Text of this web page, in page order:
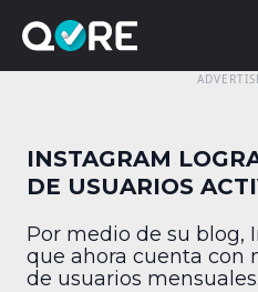
INSTAGRAM
DE USUARIOS
Por medio de su blog,
que ahora cuenta con
de usuarios